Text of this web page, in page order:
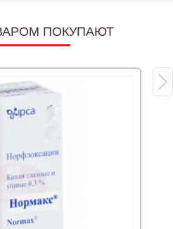
ПОКУПАЮТ